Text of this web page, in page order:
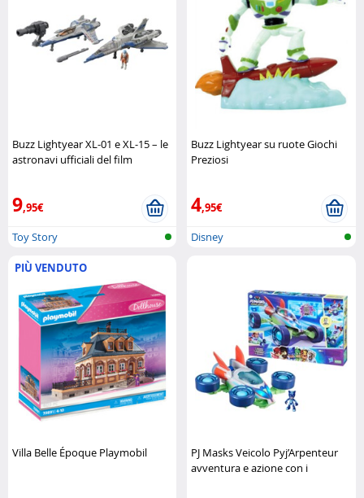
Buzz Lightyear XL-01 e XL-15 – le
astronavi ufficiali del film
9,95€
Toy Story
Buzz Lightyear su ruote Giochi
Preziosi
4,95€
Disney
PIÙ VENDUTO
Villa Belle Époque Playmobil
PJ Masks Veicolo Pyj’Arpenteur
avventura e azione con i